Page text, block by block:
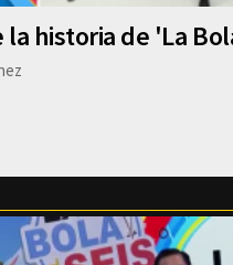
la historia de 'La